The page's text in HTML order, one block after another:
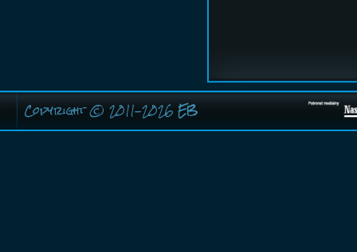
Copyright © 2011-2026 EB